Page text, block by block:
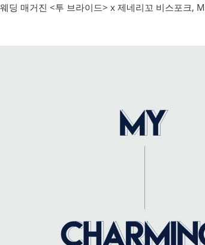
웨딩 매거진 <투 브라이드> x 제네리꼬 비스포크,